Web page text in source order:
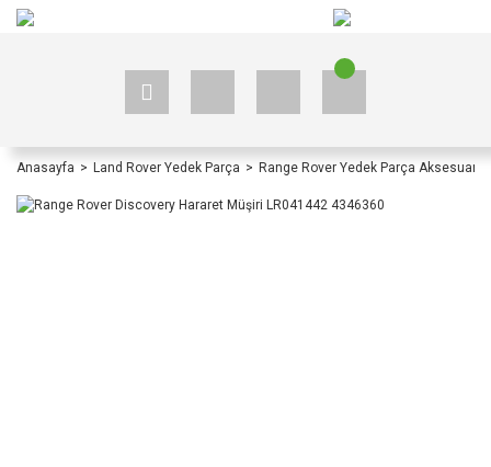
Anasayfa Land Rover Yedek Parça Range Rover Yedek Parça Aksesuar